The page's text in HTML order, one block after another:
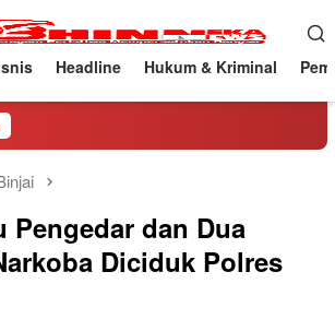
Headline Hukum & Kriminal
Pengedar dan Dua
Diciduk Polres